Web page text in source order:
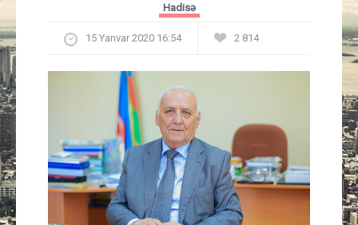
Güney Azərbaycan
Müsahibə
İdman
Hadisə
15 Yanvar 2020 16:54 2 814